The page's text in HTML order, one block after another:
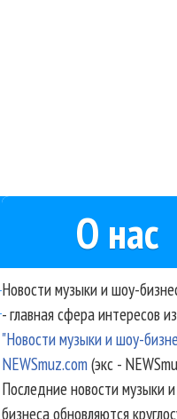
О нас
Новости музыки и шоу-
- главная сфера интересов
"Новости музыки и шоу-
NEWSmuz.com(экс -
Последние новости музыки
бизнеса обновляются